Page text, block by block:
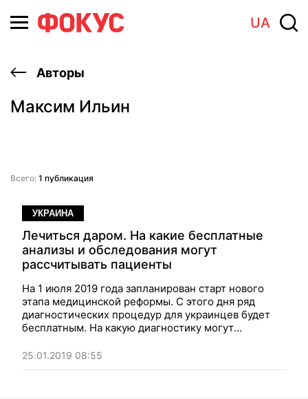
UA
Авторы
Максим Ильин
Всего: 1 публикация
УКРАИНА
Лечиться даром. На какие бесплатные
анализы и обследования могут
рассчитывать пациенты
На 1 июля 2019 года запланирован старт нового
этапа медицинской реформы. С этого дня ряд
диагностических процедур для украинцев будет
бесплатным. На какую диагностику могут
выделенных из бюджета средств, разбирался
Фокус
25.01.2019 08:55